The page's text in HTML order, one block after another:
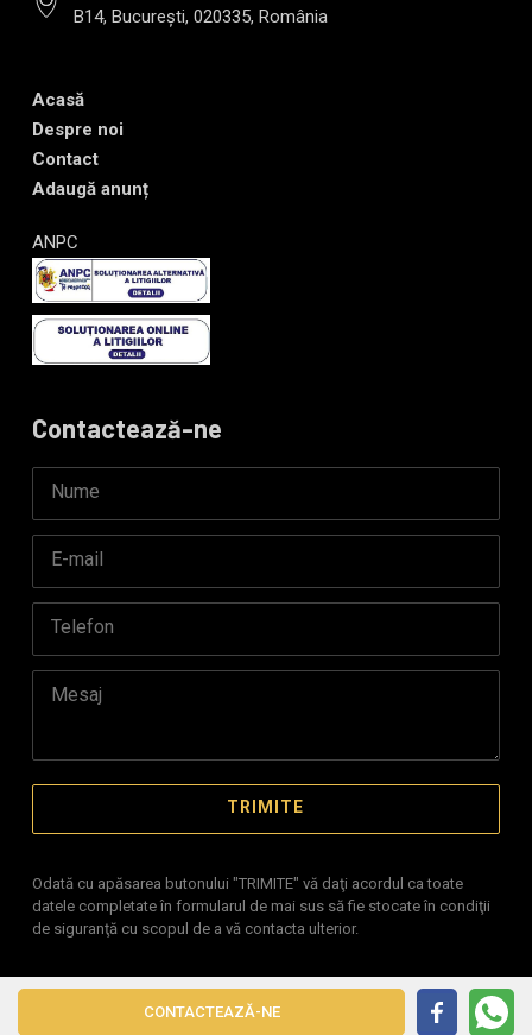
CONTACTEAZĂ-NE
B14, București, 020335, România
Acasă
Despre noi
Contact
Adaugă anunț
ANPC
Contactează-ne
Odată cu apăsarea butonului "TRIMITE" vă daţi acordul ca toate
datele completate în formularul de mai sus să fie stocate în condiţii
de siguranţă cu scopul de a vă contacta ulterior.
Site realizat pe platformaIMOPEDIA.ro - Anunțuri Imobiliare
pe tehnologieReal Manager - CRM Imobiliar